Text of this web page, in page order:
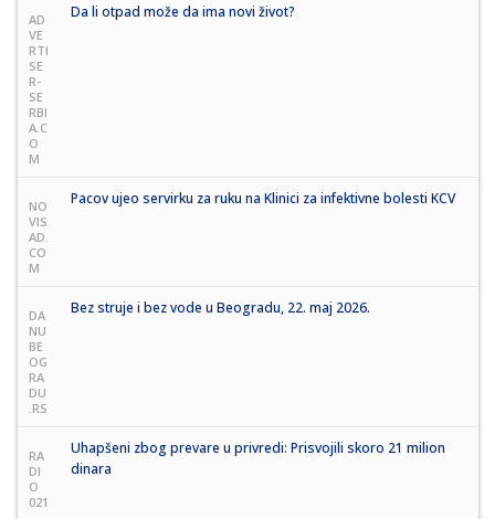
AD
VE
RTI
SE
R-
SE
RBI
A.C
O
M
Da li otpad može da ima novi život?
NO
VIS
AD.
CO
M
Pacov ujeo servirku za ruku na Klinici za infektivne bolesti KCV
DA
NU
BE
OG
RA
DU
.RS
Bez struje i bez vode u Beogradu, 22. maj 2026.
RA
DI
O
021
Uhapšeni zbog prevare u privredi: Prisvojili skoro 21 milion
dinara